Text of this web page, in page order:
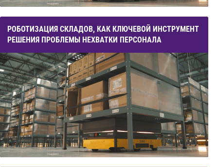
РОБОТИЗАЦИЯ СКЛАДОВ, КАК КЛЮЧЕВОЙ ИНСТРУМЕНТ
РЕШЕНИЯ ПРОБЛЕМЫ НЕХВАТКИ ПЕРСОНАЛА